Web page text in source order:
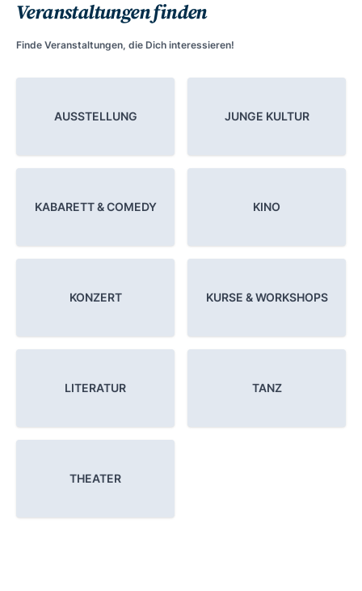
Veranstaltungen finden
Finde Veranstaltungen, die Dich interessieren!
AUSSTELLUNG JUNGE KULTUR
KABARETT & COMEDY KINO
KONZERT KURSE & WORKSHOPS
LITERATUR TANZ
THEATER